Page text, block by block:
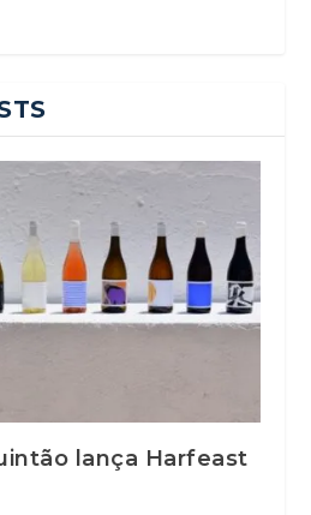
lança Harfeast